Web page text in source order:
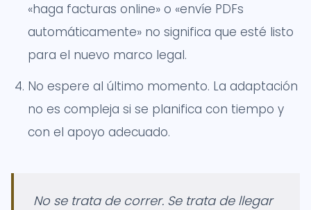
«haga facturas online» o «envíe PDFs
automáticamente» no significa que esté listo
para el nuevo marco legal.
No espere al último momento. La adaptación
no es compleja si se planifica con tiempo y
con el apoyo adecuado.
No se trata de correr. Se trata de llegar